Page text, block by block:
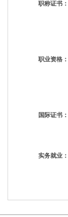
职称证书：
职业资格：
国际证书：
实务就业：